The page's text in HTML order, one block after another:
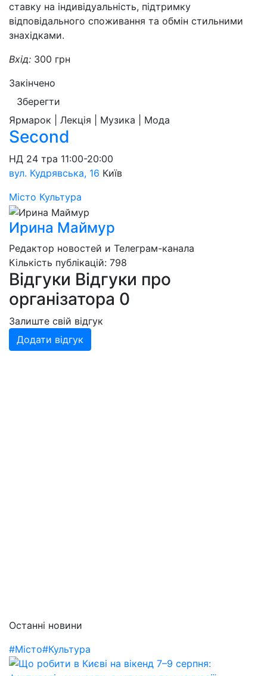
ставку на індивідуальність, підтримку
відповідального споживання та обмін стильними
знахідками.
Вхід: 300 грн
Закінчено
Зберегти
Ярмарок | Лекція | Музика | Мода
Second
НД 24 тра 11:00-20:00
вул. Кудрявська, 16 Київ
Місто Культура
Ирина Маймур
Редактор новостей и Телеграм-канала
Кількість публікацій: 798
Відгуки Відгуки про
організатора 0
Залиште свій відгук
Додати відгук
Останні новини
#Місто#Культура